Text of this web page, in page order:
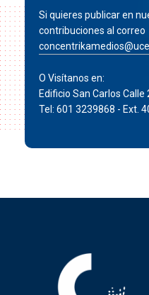
Si quieres publicar en
contribuciones al correo
O Visítanos en:
Edificio San Carlos
Tel: 601 3239868 - Ext.